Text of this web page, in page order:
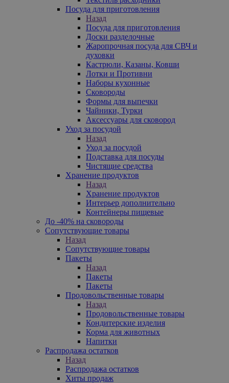
Посуда для приготовления
Назад
Посуда для приготовления
Доски разделочные
Жаропрочная посуда для СВЧ и
духовки
Кастрюли, Казаны, Ковши
Лотки и Противни
Наборы кухонные
Сковороды
Формы для выпечки
Чайники, Турки
Аксессуары для сковород
Уход за посудой
Назад
Уход за посудой
Подставка для посуды
Чистящие средства
Хранение продуктов
Назад
Хранение продуктов
Интерьер дополнительно
Контейнеры пищевые
До -40% на сковороды
Сопутствующие товары
Назад
Сопутствующие товары
Пакеты
Назад
Пакеты
Пакеты
Продовольственные товары
Назад
Продовольственные товары
Кондитерские изделия
Корма для животных
Напитки
Распродажа остатков
Назад
Распродажа остатков
Хиты продаж